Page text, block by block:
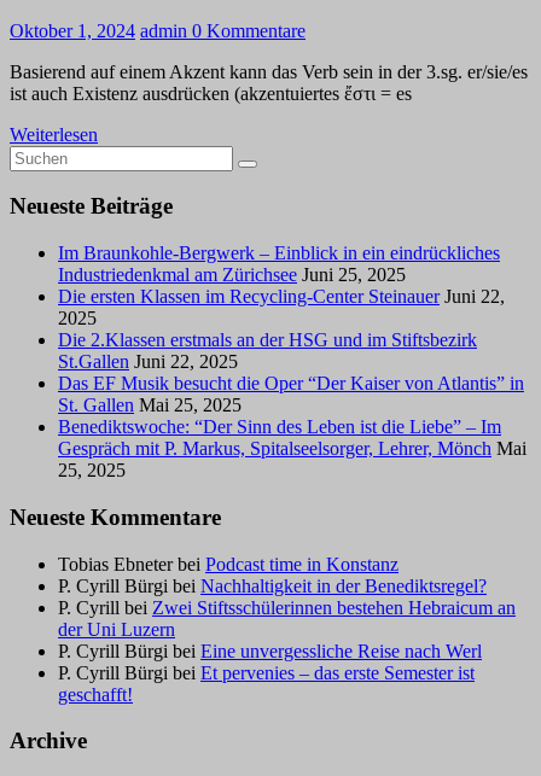
Oktober 1, 2024 admin 0 Kommentare
Basierend auf einem Akzent kann das Verb sein in der 3.sg. er/sie/es
ist auch Existenz ausdrücken (akzentuiertes ἔστι = es
Weiterlesen
Neueste Beiträge
Im Braunkohle-Bergwerk – Einblick in ein eindrückliches
Industriedenkmal am Zürichsee Juni 25, 2025
Die ersten Klassen im Recycling-Center Steinauer Juni 22,
2025
Die 2.Klassen erstmals an der HSG und im Stiftsbezirk
St.Gallen Juni 22, 2025
Das EF Musik besucht die Oper “Der Kaiser von Atlantis” in
St. Gallen Mai 25, 2025
Benediktswoche: “Der Sinn des Leben ist die Liebe” – Im
Gespräch mit P. Markus, Spitalseelsorger, Lehrer, Mönch Mai
25, 2025
Neueste Kommentare
Tobias Ebneterbei Podcast time in Konstanz
P. Cyrill Bürgi bei Nachhaltigkeit in der Benediktsregel?
P. Cyrill bei Zwei Stiftsschülerinnen bestehen Hebraicum an
der Uni Luzern
P. Cyrill Bürgi bei Eine unvergessliche Reise nach Werl
P. Cyrill Bürgi bei Et pervenies – das erste Semester ist
geschafft!
Archive